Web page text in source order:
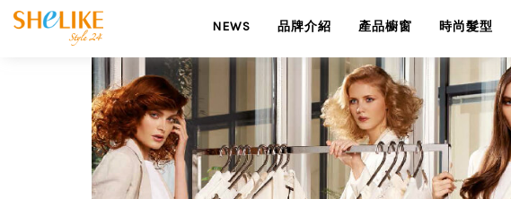
NEWS 品牌介紹 產品櫥窗 時尚髮型